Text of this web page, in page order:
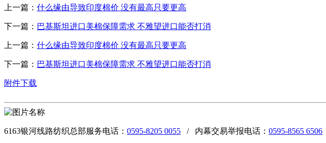
上一篇： 什么缘由导致印度棉价 没有最高只要更高
下一篇： 巴基斯坦进口美棉保障需求 不雅望进口能否打消
上一篇： 什么缘由导致印度棉价 没有最高只要更高
下一篇： 巴基斯坦进口美棉保障需求 不雅望进口能否打消
附件下载
6163银河线路纺织总部服务电话： 0595-8205 0055 / 内幕交易举报电话： 0595-8565 6506